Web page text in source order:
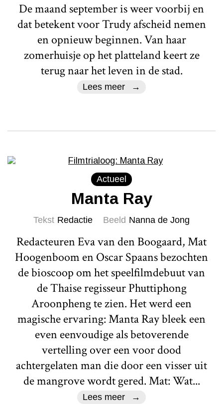
De maand september is weer voorbij en
dat betekent voor Trudy afscheid nemen
en opnieuw beginnen. Van haar
zomerhuisje op het platteland keert ze
terug naar het leven in de stad.
Lees meer
Actueel
Manta Ray
Tekst Redactie Beeld Nanna de Jong
Redacteuren Eva van den Boogaard, Mat
Hoogenboom en Oscar Spaans bezochten
de bioscoop om het speelfilmdebuut van
de Thaise regisseur Phuttiphong
Aroonpheng te zien. Het werd een
magische ervaring: Manta Ray bleek een
even eenvoudige als betoverende
vertelling over een voor dood
achtergelaten man die door een visser uit
de mangrove wordt gered. Mat: Wat...
Lees meer